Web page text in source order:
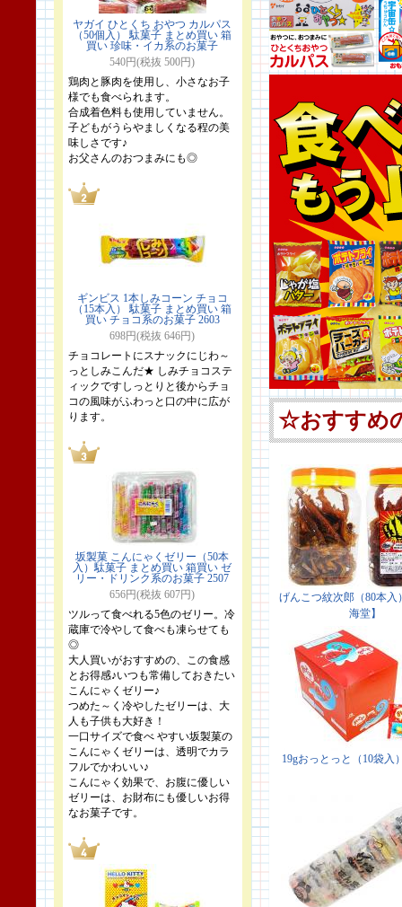
ヤガイ ひとくち おやつ カルパス
（50個入） 駄菓子 まとめ買い 箱
買い 珍味・イカ系のお菓子
540円(税抜 500円)
鶏肉と豚肉を使用し、小さなお子
様でも食べられます。
合成着色料も使用していません。
子どもがうらやましくなる程の美
味しさです♪
お父さんのおつまみにも◎
ギンビス 1本しみコーン チョコ
（15本入） 駄菓子 まとめ買い 箱
買い チョコ系のお菓子 2603
698円(税抜 646円)
チョコレートにスナックにじわ～
っとしみこんだ★ しみチョコステ
ィックですしっとりと後からチョ
コの風味がふわっと口の中に広が
ります。
坂製菓 こんにゃくゼリー（50本
入）駄菓子 まとめ買い 箱買い ゼ
リー・ドリンク系のお菓子 2507
656円(税抜 607円)
ツルって食べれる5色のゼリー。冷
蔵庫で冷やして食べも凍らせても
◎
大人買いがおすすめの、この食感
とお得感♪いつも常備しておきたい
こんにゃくゼリー♪
つめた～く冷やしたゼリーは、大
人も子供も大好き！
一口サイズで食べ やすい坂製菓の
こんにゃくゼリーは、透明でカラ
フルでかわいい♪
こんにゃく効果で、お腹に優しい
ゼリーは、お財布にも優しいお得
なお菓子です。